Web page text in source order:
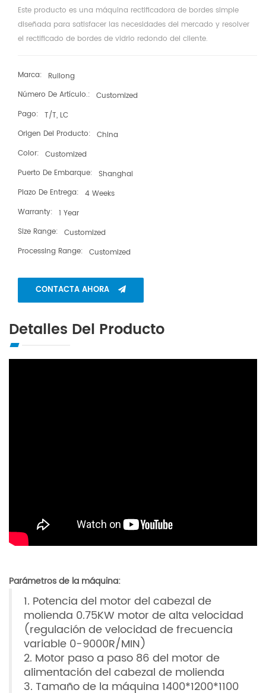
Este producto es una máquina rectificadora de bordes simple
diseñada para satisfacer las necesidades del mercado y resolver
el rectificado de bordes de vidrio redondo del cliente.
piezas redondas). La máquina utiliza un motor de regulación de
velocidad continua para hacer que el vidrio gire, y los cilindros en
ambos lados mantienen el vidrio para que gire uniformemente. La
bordes.
Marca:
Ruilong
Número De Artículo.: Customized
Pago: T/T, LC
Origen Del Producto: China
Color: Customized
Puerto De Embarque: Shanghai
Plazo De Entrega: 4 Weeks
Warranty: 1 Year
Size Range: Customized
Processing Range: Customized
CONTACTA AHORA
Detalles Del Producto
Parámetros de la máquina:
1. Potencia del motor del cabezal de
molienda 0.75KW motor de alta velocidad
(regulación de velocidad de frecuencia
variable 0-9000R/MIN)
2. Motor paso a paso 86 del motor de
alimentación del cabezal de molienda
3. Tamaño de la máquina 1400*1200*1100